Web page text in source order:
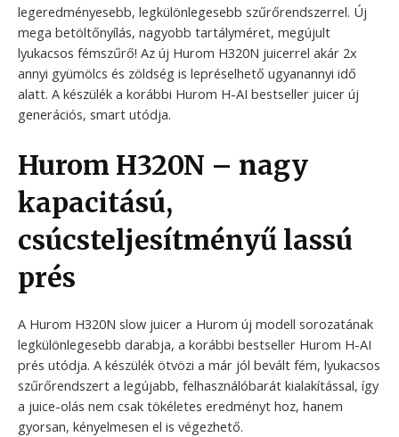
legeredményesebb, legkülönlegesebb szűrőrendszerrel. Új
mega betöltőnyílás, nagyobb tartályméret, megújult
lyukacsos fémszűrő! Az új Hurom H320N juicerrel akár 2x
annyi gyümölcs és zöldség is lepréselhető ugyanannyi idő
alatt. A készülék a korábbi Hurom H-AI bestseller juicer új
generációs, smart utódja.
Hurom H320N – nagy
kapacitású,
csúcsteljesítményű lassú
prés
A Hurom H320N slow juicer a Hurom új modell sorozatának
legkülönlegesebb darabja, a korábbi bestseller Hurom H-AI
prés utódja. A készülék ötvözi a már jól bevált fém, lyukacsos
szűrőrendszert a legújabb, felhasználóbarát kialakítással, így
a juice-olás nem csak tökéletes eredményt hoz, hanem
gyorsan, kényelmesen el is végezhető.